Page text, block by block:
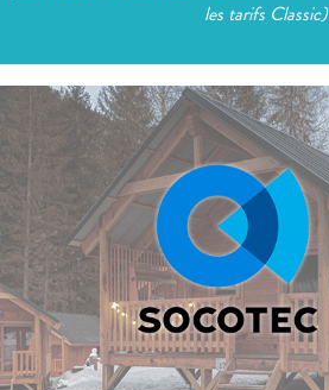
les tarifs Classic)